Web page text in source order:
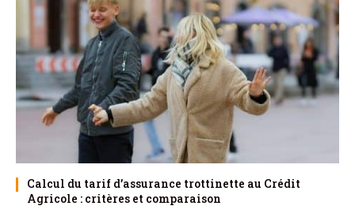
Calcul du tarif d’assurance trottinette au Crédit
Agricole : critères et comparaison